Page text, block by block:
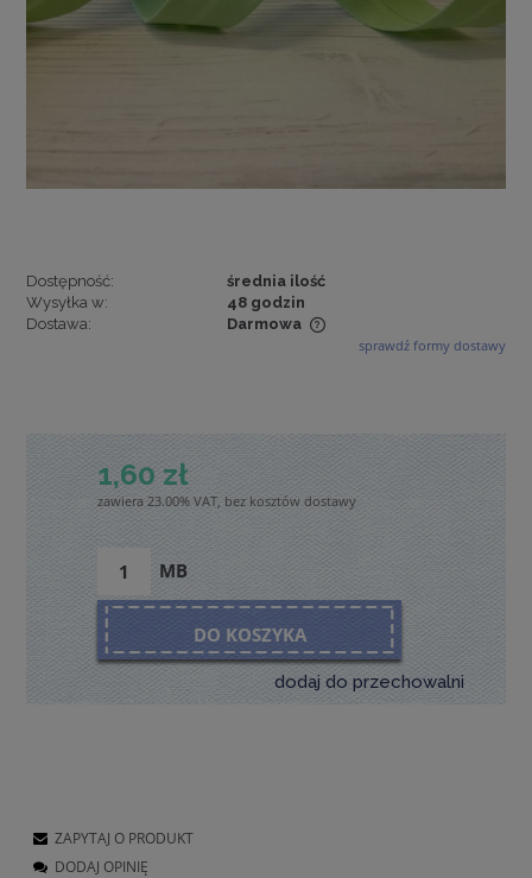
Dostępność:
średnia ilość
Wysyłka w:
48 godzin
Dostawa:
Darmowa
Cena nie zawiera ewentualnych kosztów płatności
sprawdź formy dostawy
1,60 zł
zawiera 23.00% VAT, bez kosztów dostawy
MB
DO KOSZYKA
dodaj do przechowalni
ZAPYTAJ O PRODUKT
DODAJ OPINIĘ